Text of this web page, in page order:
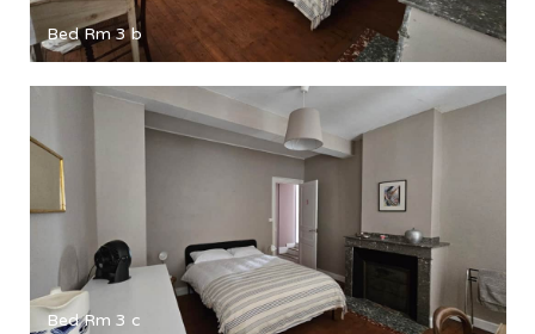
Bed Rm 3 b
Bed Rm 3 c